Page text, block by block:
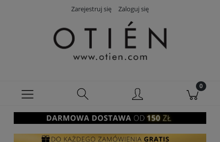
Zarejestruj się Zaloguj się